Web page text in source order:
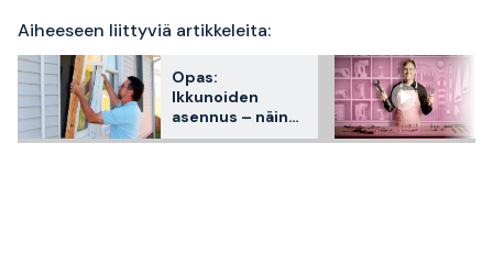
Aiheeseen liittyviä artikkeleita:
Opas:
Ikkunoiden
asennus – näin
teet sen vaihe